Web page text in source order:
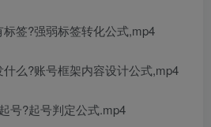
签?强弱标签转化公式,mp4
么?账号框架内容设计公式,mp4
号?起号判定公式.mp4